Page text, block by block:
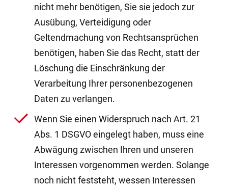
nicht mehr benötigen, Sie sie jedoch zur
Ausübung, Verteidigung oder
Geltendmachung von Rechtsansprüchen
benötigen, haben Sie das Recht, statt der
Löschung die Einschränkung der
Verarbeitung Ihrer personenbezogenen
Daten zu verlangen.
Wenn Sie einen Widerspruch nach Art. 21
Abs. 1 DSGVO eingelegt haben, muss eine
Abwägung zwischen Ihren und unseren
Interessen vorgenommen werden. Solange
noch nicht feststeht, wessen Interessen